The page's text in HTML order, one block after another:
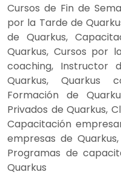
Cursos de Fin de
por la Tarde de
de Quarkus,
Quarkus, Cursos por
coaching, Instructor
Quarkus, Quarkus
Formación de
Privados de Quarkus,
Capacitación
empresas de
Programas de
Quarkus